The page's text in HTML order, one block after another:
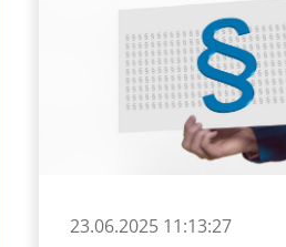
23.06.2025 11:13:27